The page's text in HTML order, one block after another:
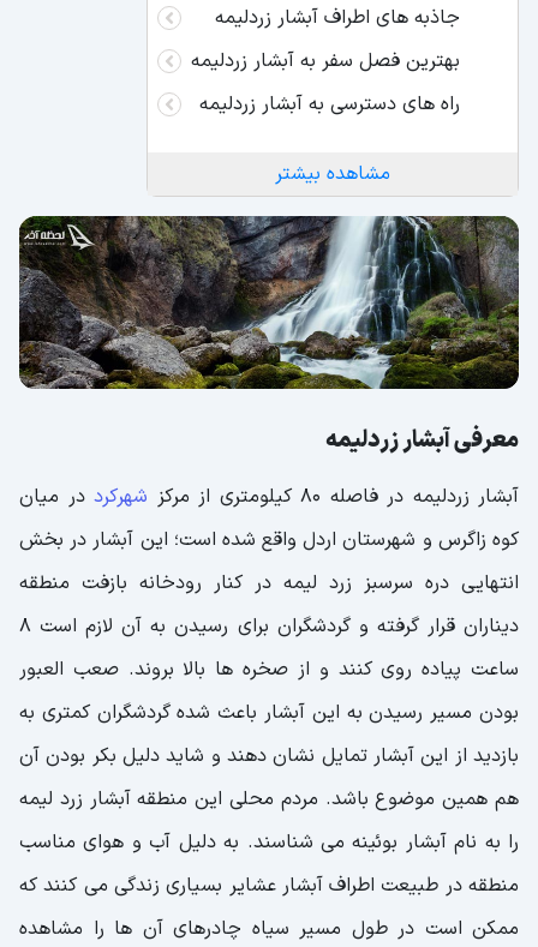
جاذبه های اطراف آبشار زردلیمه
بهترین فصل سفر به آبشار زردلیمه
راه های دسترسی به آبشار زردلیمه
مشاهده بیشتر
معرفی آبشار زردلیمه
آبشار زردلیمه در فاصله 80 کیلومتری از مرکز شهرکرد در میان
کوه زاگرس و شهرستان اردل واقع شده است؛ این آبشار در بخش
انتهایی دره سرسبز زرد لیمه در کنار رودخانه بازفت منطقه
دیناران قرار گرفته و گردشگران برای رسیدن به آن لازم است 8
ساعت پیاده روی کنند و از صخره ها بالا بروند. صعب العبور
بودن مسیر رسیدن به این آبشار باعث شده گردشگران کمتری به
بازدید از این آبشار تمایل نشان دهند و شاید دلیل بکر بودن آن
هم همین موضوع باشد. مردم محلی این منطقه آبشار زرد لیمه
را به نام آبشار بوئینه می شناسند. به دلیل آب و هوای مناسب
منطقه در طبیعت اطراف آبشار عشایر بسیاری زندگی می کنند که
ممکن است در طول مسیر سیاه چادرهای آن ها را مشاهده